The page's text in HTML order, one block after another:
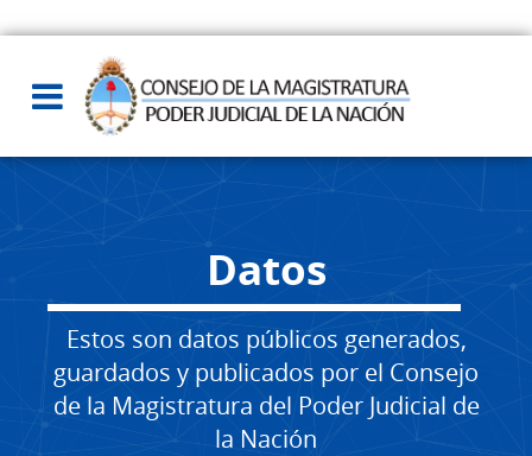
Datos
Estos son datos públicos generados,
guardados y publicados por el Consejo
de la Magistratura del Poder Judicial de
la Nación